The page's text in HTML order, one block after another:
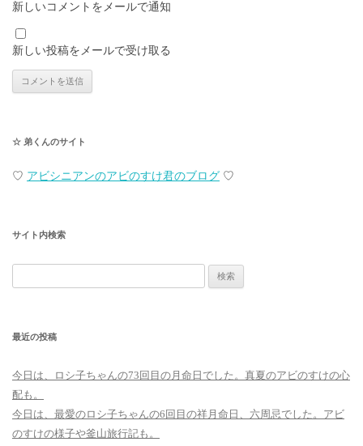
新しいコメントをメールで通知
新しい投稿をメールで受け取る
☆ 弟くんのサイト
♡ アビシニアンのアビのすけ君のブログ ♡
サイト内検索
索:
最近の投稿
今日は、ロシ子ちゃんの73回目の月命日でした。真夏のアビのすけの心
配も。
今日は、最愛のロシ子ちゃんの6回目の祥月命日、六周忌でした。アビ
のすけの様子や釜山旅行記も。